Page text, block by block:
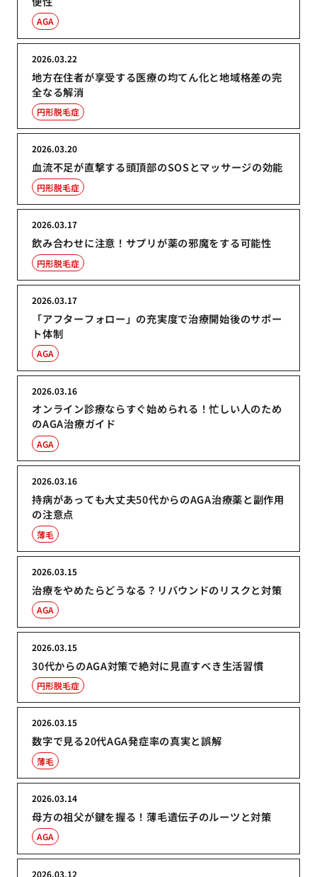
AGA
地方在住者が享受する医療の均てん化と地域格差の完
全なる解消
2026.03.22
円形脱毛症
血流不足が直撃する頭頂部のSOSとマッサージの効能
2026.03.20
円形脱毛症
飲み合わせに注意！サプリが薬の邪魔をする可能性
2026.03.17
円形脱毛症
「アフターフォロー」の充実度で治療開始後のサポー
ト体制
2026.03.17
AGA
オンライン診療ならすぐ始められる！忙しい人のため
のAGA治療ガイド
2026.03.16
AGA
持病があっても大丈夫50代からのAGA治療薬と副作用
の注意点
2026.03.16
薄毛
治療をやめたらどうなる？リバウンドのリスクと対策
2026.03.15
AGA
30代からのAGA対策で絶対に見直すべき生活習慣
2026.03.15
円形脱毛症
数字で見る20代AGA発症率の真実と誤解
2026.03.15
薄毛
母方の祖父が鍵を握る！薄毛遺伝子のルーツと対策
2026.03.14
AGA
2026.03.12